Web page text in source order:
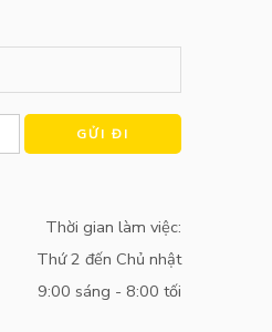
Alternative:
Thời gian làm việc:
Thứ 2 đến Chủ nhật
9:00 sáng - 8:00 tối